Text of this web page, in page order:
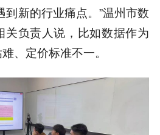
到新的行业痛点。”温州市数
关负责人说，比如数据作为
、定价标准不一。